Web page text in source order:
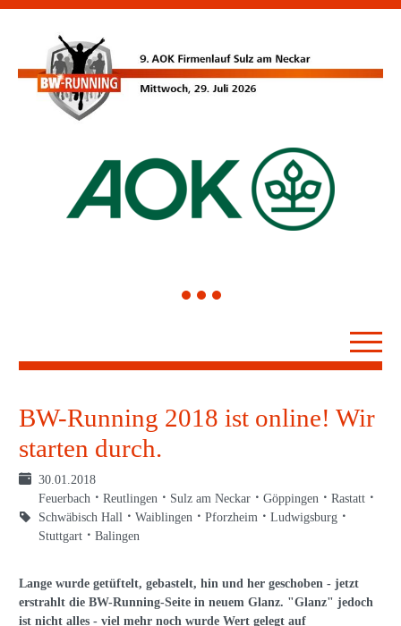
1 2 3
BW-Running 2018 ist online! Wir
starten durch.
30.01.2018
Feuerbach
Reutlingen Sulz am Neckar Göppingen
Rastatt
Schwäbisch Hall
Waiblingen Pforzheim
Ludwigsburg
Stuttgart
Balingen
Lange wurde getüftelt, gebastelt, hin und her geschoben - jetzt
erstrahlt die BW-Running-Seite in neuem Glanz. "Glanz" jedoch
ist nicht alles - viel mehr noch wurde Wert gelegt auf